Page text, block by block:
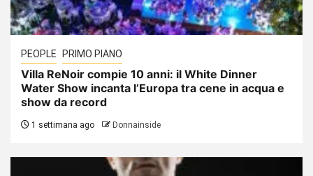
PEOPLE PRIMO PIANO
Villa ReNoir compie 10 anni: il White Dinner
Water Show incanta l’Europa tra cene in acqua e
show da record
1 settimana ago Donnainside